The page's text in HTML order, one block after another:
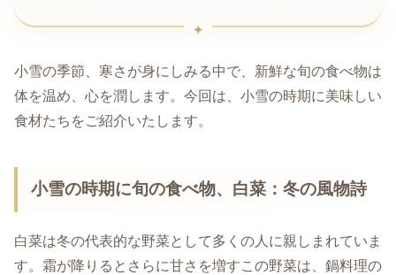
小雪の季節、寒さが身にしみる中で、新鮮な旬の食べ物は
体を温め、心を潤します。今回は、小雪の時期に美味しい
食材たちをご紹介いたします。
小雪の時期に旬の食べ物、白菜：冬の風物詩
白菜は冬の代表的な野菜として多くの人に親しまれていま
す。霜が降りるとさらに甘さを増すこの野菜は、鍋料理の